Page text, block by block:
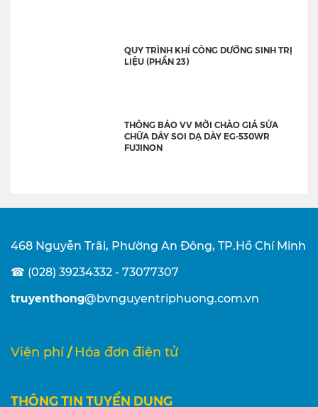
QUY TRÌNH KHÍ CÔNG DƯỠNG SINH TRỊ
LIỆU (PHẦN 23)
THÔNG BÁO VV MỜI CHÀO GIÁ SỬA
CHỮA DÂY SOI DẠ DÀY EG-530WR
FUJINON
468 Nguyễn Trãi, Phường An Đông, TP.Hồ Chí Minh
☎ (028) 39234332 - 73077307
truyenthong@bvnguyentriphuong.com.vn
Viện phí / Hóa đơn điện tử
THÔNG TIN TUYỂN DỤNG